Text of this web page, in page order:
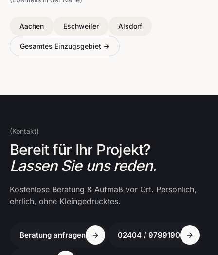
Aachen Eschweiler Alsdorf
Gesamtes Einzugsgebiet →
(Kontakt)
Bereit für Ihr Projekt?
Lassen Sie uns reden.
Kostenlose Beratung & Aufmaß vor Ort. Persönlich,
ehrlich, ohne Kleingedrucktes.
Beratung anfragen 02404 / 9799190